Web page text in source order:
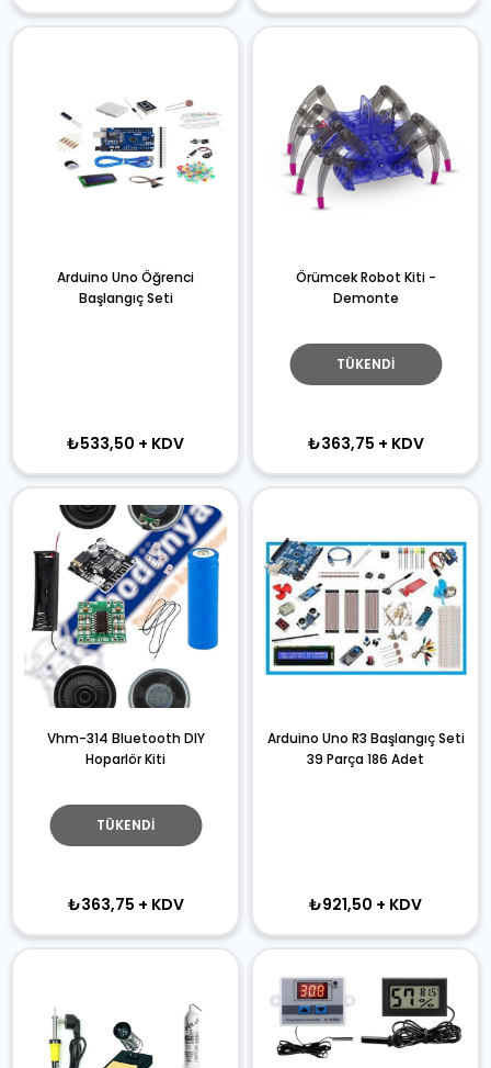
Arduino Uno Öğrenci
Başlangıç Seti
₺533,50 + KDV
TÜKENDI
Örümcek Robot Kiti -
Demonte
₺363,75 + KDV
TÜKENDI
Vhm-314 Bluetooth DIY
Hoparlör Kiti
₺363,75 + KDV
Arduino Uno R3 Başlangıç Seti
39 Parça 186 Adet
₺921,50 + KDV